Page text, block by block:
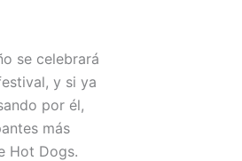
se celebrará
y si ya
por él,
más
Hot Dogs.